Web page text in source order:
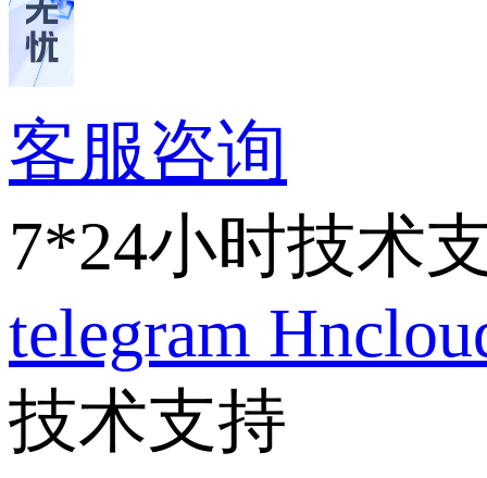
客服咨询
7*24小时技术
telegram
技术支持